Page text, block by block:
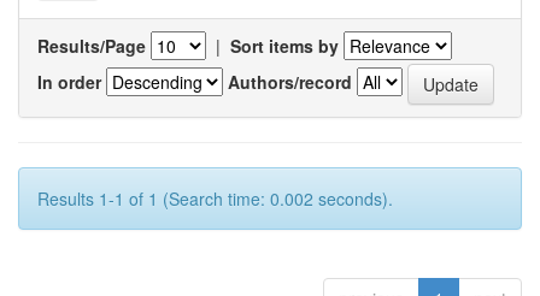
Results/Page | Sort items by
In order
Authors/record
Results 1-1 of 1 (Search time: 0.002 seconds).